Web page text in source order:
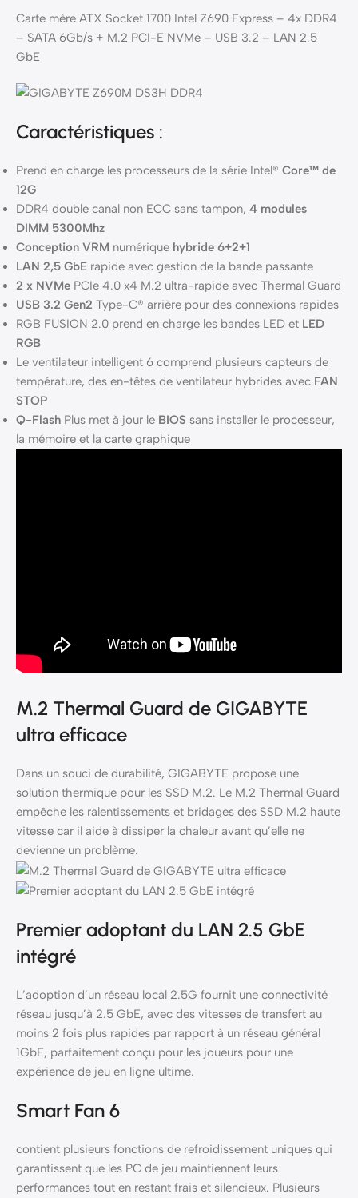
Carte mère ATX Socket 1700 Intel Z690 Express – 4x DDR4
– SATA 6Gb/s + M.2 PCI-E NVMe – USB 3.2 – LAN 2.5
GbE
Caractéristiques :
Prend en charge les processeurs de la série Intel® Core™ de
12G
DDR4 double canal non ECC sans tampon, 4 modules
DIMM 5300Mhz
Conception VRM numérique hybride 6+2+1
LAN 2,5 GbE rapide avec gestion de la bande passante
2 x NVMe PCIe 4.0 x4 M.2 ultra-rapide avec Thermal Guard
USB 3.2 Gen2 Type-C® arrière pour des connexions rapides
RGB FUSION 2.0 prend en charge les bandes LED et LED
RGB
Le ventilateur intelligent 6 comprend plusieurs capteurs de
température, des en-têtes de ventilateur hybrides avec FAN
STOP
Q-Flash Plus met à jour le BIOS sans installer le processeur,
la mémoire et la carte graphique
M.2 Thermal Guard de GIGABYTE
ultra efficace
Dans un souci de durabilité, GIGABYTE propose une
solution thermique pour les SSD M.2. Le M.2 Thermal Guard
empêche les ralentissements et bridages des SSD M.2 haute
vitesse car il aide à dissiper la chaleur avant qu’elle ne
devienne un problème.
Premier adoptant du LAN 2.5 GbE
intégré
L’adoption d’un réseau local 2.5G fournit une connectivité
réseau jusqu’à 2.5 GbE, avec des vitesses de transfert au
moins 2 fois plus rapides par rapport à un réseau général
1GbE, parfaitement conçu pour les joueurs pour une
expérience de jeu en ligne ultime.
Smart Fan 6
contient plusieurs fonctions de refroidissement uniques qui
garantissent que les PC de jeu maintiennent leurs
performances tout en restant frais et silencieux. Plusieurs